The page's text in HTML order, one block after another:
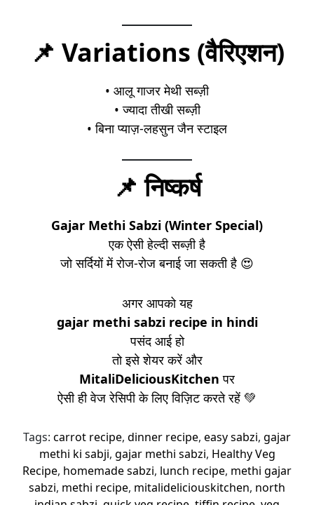
📌 Variations (वैरिएशन)
• आलू गाजर मेथी सब्ज़ी
• ज्यादा तीखी सब्ज़ी
• बिना प्याज़-लहसुन जैन स्टाइल
📌 निष्कर्ष
Gajar Methi Sabzi (Winter Special)
एक ऐसी हेल्दी सब्ज़ी है
जो सर्दियों में रोज-रोज बनाई जा सकती है 😍
अगर आपको यह
gajar methi sabzi recipe in hindi
पसंद आई हो
तो इसे शेयर करें और
MitaliDeliciousKitchen पर
ऐसी ही वेज रेसिपी के लिए विज़िट करते रहें 💚
Tags: carrot recipe, dinner recipe, easy sabzi, gajar
methi ki sabji, gajar methi sabzi, Healthy Veg
Recipe, homemade sabzi, lunch recipe, methi gajar
sabzi, methi recipe, mitalideliciouskitchen, north